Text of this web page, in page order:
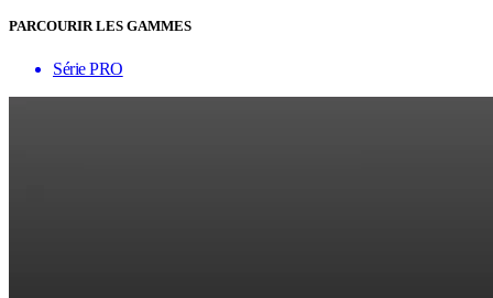
PARCOURIR LES GAMMES
Série PRO